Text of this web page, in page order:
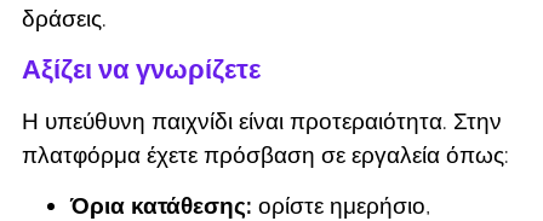
δράσεις.
Αξίζει να γνωρίζετε
Η υπεύθυνη παιχνίδι είναι προτεραιότητα. Στην
πλατφόρμα έχετε πρόσβαση σε εργαλεία όπως:
Όρια κατάθεσης: ορίστε ημερήσιο,